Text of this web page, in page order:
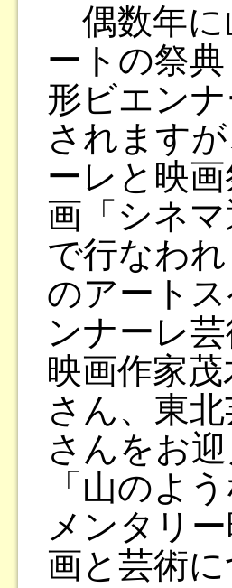
偶数年に
ートの祭
形ビエン
されます
ーレと映
画「シネ
で行なわ
のアート
ンナーレ
映画作家
さん、東
さんをお
「山のよ
メンタリ
画と芸術